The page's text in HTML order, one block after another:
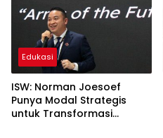
Edukasi
ISW: Norman Joesoef
Punya Modal Strategis
untuk Transformasi